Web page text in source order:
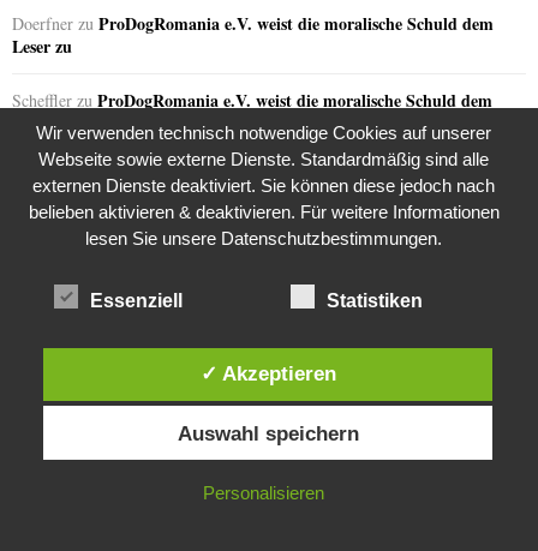
Doerfner zu ProDogRomania e.V. weist die moralische Schuld dem
Leser zu
Scheffler zu ProDogRomania e.V. weist die moralische Schuld dem
Leser zu
LindemannzuProDogRomania e.V. weist die moralische Schuld dem
Leser zu
ProDogRomania e.V. weist die moralische Schuld dem
zuRazzia in der JVA Rheinbach
the kasaan timeszuRiza Kosar’s zweifelhaftes Angebot…
Diese Website verwendet Cookies. Durch die weitere Nutzung dieser
Website stimmst du der Verwendung von Cookies zu.
IN ORDNUNG
Wir verwenden technisch notwendige Cookies auf unserer
Webseite sowie externe Dienste. Standardmäßig sind alle
externen Dienste deaktiviert. Sie können diese jedoch nach
belieben aktivieren & deaktivieren. Für weitere Informationen
lesen Sie unsere Datenschutzbestimmungen.
Essenziell Statistiken
✓ Akzeptieren
Auswahl speichern
Personalisieren